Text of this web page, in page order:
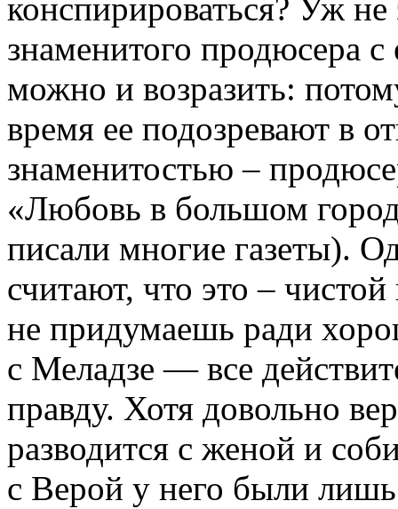
конспирироваться? Уж не
знаменитого продюсера с
можно и возразить:
время ее подозревают в
знаменитостью –
«Любовь в большом
писали многие газеты).
считают, что это –
не придумаешь ради
с Меладзе — все
правду. Хотя довольно
разводится с женой и
с Верой у него были